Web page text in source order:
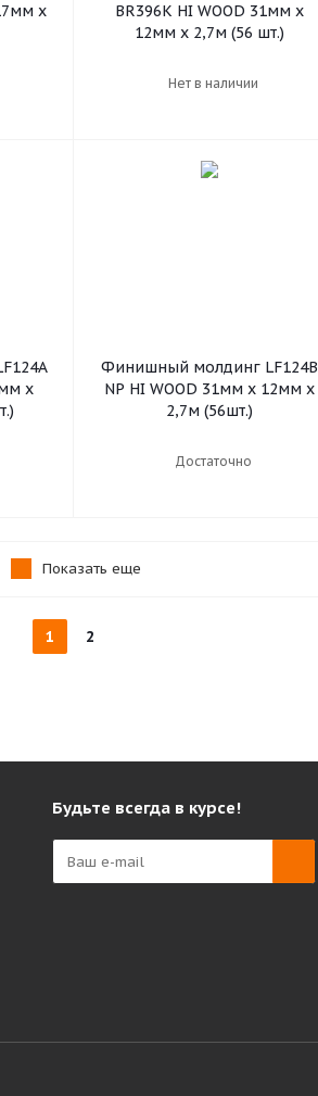
х
BR396K HI WOOD 31мм х
12мм х 2,7м (56 шт.)
Нет в наличии
х
Финишный молдинг LF124B
NP HI WOOD 31мм х 12мм х
2,7м (56шт.)
Достаточно
Показать еще
1 2
Будьте всегда в курсе!